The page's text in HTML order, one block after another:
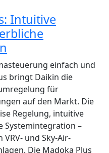
Intuitive
einfach und
bringt Daikin die
für
auf den Markt. Die
Regelung, intuitive
Systemintegration –
und Sky-Air-
Die Madoka Plus